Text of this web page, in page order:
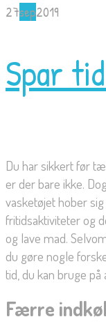
27sep2019
Spar
Du har sikkert før
er der bare ikke.
vasketøjet hober
fritidsaktiviteter og
og lave mad.
du gøre nogle
tid, du kan bruge
Færre